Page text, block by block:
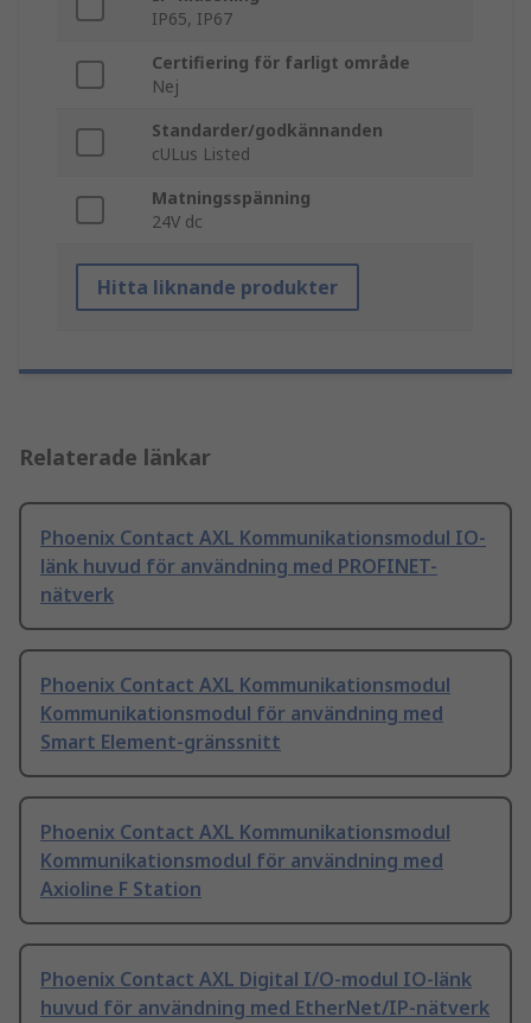
IP65, IP67
Certifiering för farligt område
Nej
Standarder/godkännanden
cULus Listed
Matningsspänning
24V dc
Hitta liknande produkter
Relaterade länkar
Phoenix Contact AXL Kommunikationsmodul IO-
länk huvud för användning med PROFINET-
nätverk
Phoenix Contact AXL Kommunikationsmodul
Kommunikationsmodul för användning med
Smart Element-gränssnitt
Phoenix Contact AXL Kommunikationsmodul
Kommunikationsmodul för användning med
Axioline F Station
Phoenix Contact AXL Digital I/O-modul IO-länk
huvud för användning med EtherNet/IP-nätverk